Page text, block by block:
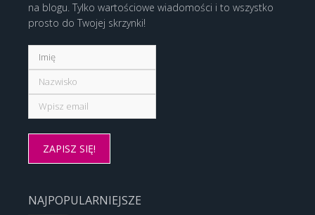
na blogu. Tylko wartościowe wiadomości i to wszystko
prosto do Twojej skrzynki!
NAJPOPULARNIEJSZE